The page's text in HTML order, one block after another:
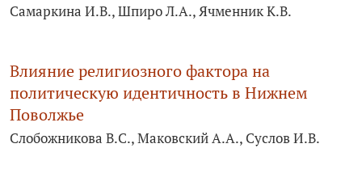
Самаркина И.В., Шпиро Л.А., Ячменник К.В.
Влияние религиозного фактора на
политическую идентичность в Нижнем
Поволжье
Слобожникова В.С., Маковский А.А., Суслов И.В.